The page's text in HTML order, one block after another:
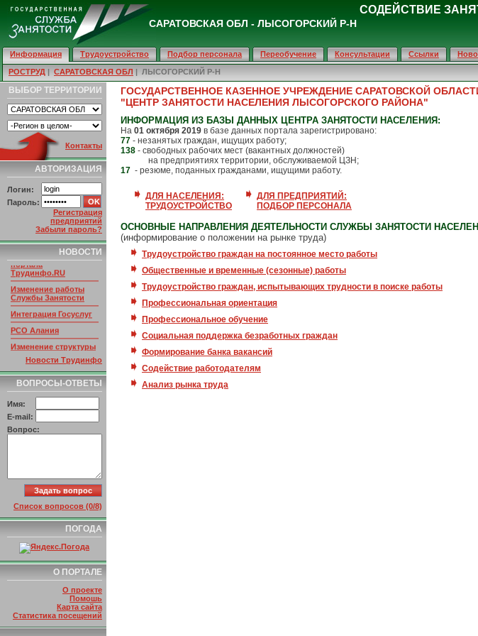
Информация Трудоустройство Подбор персонала Переобучение Консультации Ссылки
РОСТРУД | САРАТОВСКАЯ ОБЛ | ЛЫСОГОРСКИЙ Р-Н
СОДЕЙСТВИЕ
САРАТОВСКАЯ ОБЛ - ЛЫСОГОРСКИЙ Р-Н
ВЫБОР ТЕРРИТОРИИ
Контакты
АВТОРИЗАЦИЯ
Логин:
Пароль:
Регистрация
предприятий
Забыли пароль?
НОВОСТИ
НОВОСТИ ПОРТАЛА
Умер основатель
портала
Трудинфо.RU
Изменение работы
Службы Занятости
Интеграция Госуслуг
РСО Алания
Изменение структуры
ссылок
Новости Трудинфо
ВОПРОСЫ-ОТВЕТЫ
Имя:
E-mail:
Вопрос:
Список вопросов (0/8)
ПОГОДА
О ПОРТАЛЕ
О проекте
Помошь
Карта сайта
Статистика посещений
ГОСУДАРСТВЕННОЕ КАЗЕННОЕ УЧРЕЖДЕНИЕ САРАТОВСКОЙ
"ЦЕНТР ЗАНЯТОСТИ НАСЕЛЕНИЯ ЛЫСОГОРСКОГО РАЙОНА"
ИНФОРМАЦИЯ ИЗ БАЗЫ ДАННЫХ ЦЕНТРА ЗАНЯТОСТИ НАСЕЛЕНИЯ:
На 01 октября 2019 в базе данных портала зарегистрировано:
77 - незанятых граждан, ищущих работу;
138 - свободных рабочих мест (вакантных должностей)
на предприятиях территории, обслуживаемой ЦЗН;
17 - резюме, поданных гражданами, ищущими работу.
ДЛЯ НАСЕЛЕНИЯ:
ТРУДОУСТРОЙСТВО
ДЛЯ ПРЕДПРИЯТИЙ:
ПОДБОР ПЕРСОНАЛА
ОСНОВНЫЕ НАПРАВЛЕНИЯ ДЕЯТЕЛЬНОСТИ СЛУЖБЫ ЗАНЯТОСТИ
(информирование о положении на рынке труда)
Трудоустройство граждан на постоянное место работы
Общественные и временные (сезонные) работы
Трудоустройство граждан, испытывающих трудности в поиске работы
Профессиональная ориентация
Профессиональное обучение
Социальная поддержка безработных граждан
Формирование банка вакансий
Содействие работодателям
Анализ рынка труда